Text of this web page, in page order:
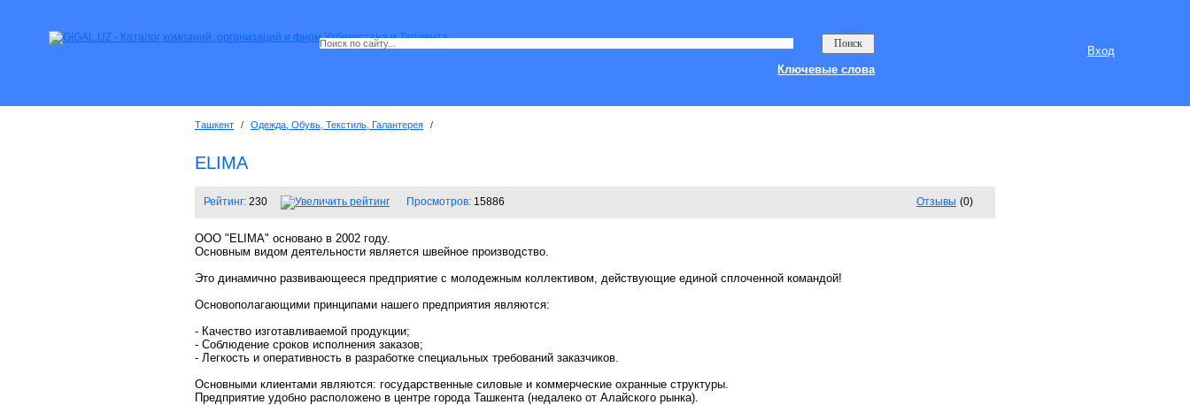
Вход
Ключевые слова
Ташкент / Одежда, Обувь, Текстиль, Галантерея /
ELIMA
Рейтинг: 230 Просмотров: 15886 Отзывы (0)
ООО "ELIMA" основано в 2002 году.
Основным видом деятельности является швейное производство.
Это динамично развивающееся предприятие с молодежным коллективом, действующие единой сплоченной командой!
Основополагающими принципами нашего предприятия являются:
- Качество изготавливаемой продукции;
- Соблюдение сроков исполнения заказов;
- Легкость и оперативность в разработке специальных требований заказчиков.
Основными клиентами являются: государственные силовые и коммерческие охранные структуры.
Предприятие удобно расположено в центре города Ташкента (недалеко от Алайского рынка).